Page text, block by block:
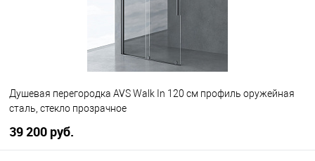
Душевая перегородка AVS Walk In 120 см профиль оружейная
сталь, стекло прозрачное
39 200 руб.